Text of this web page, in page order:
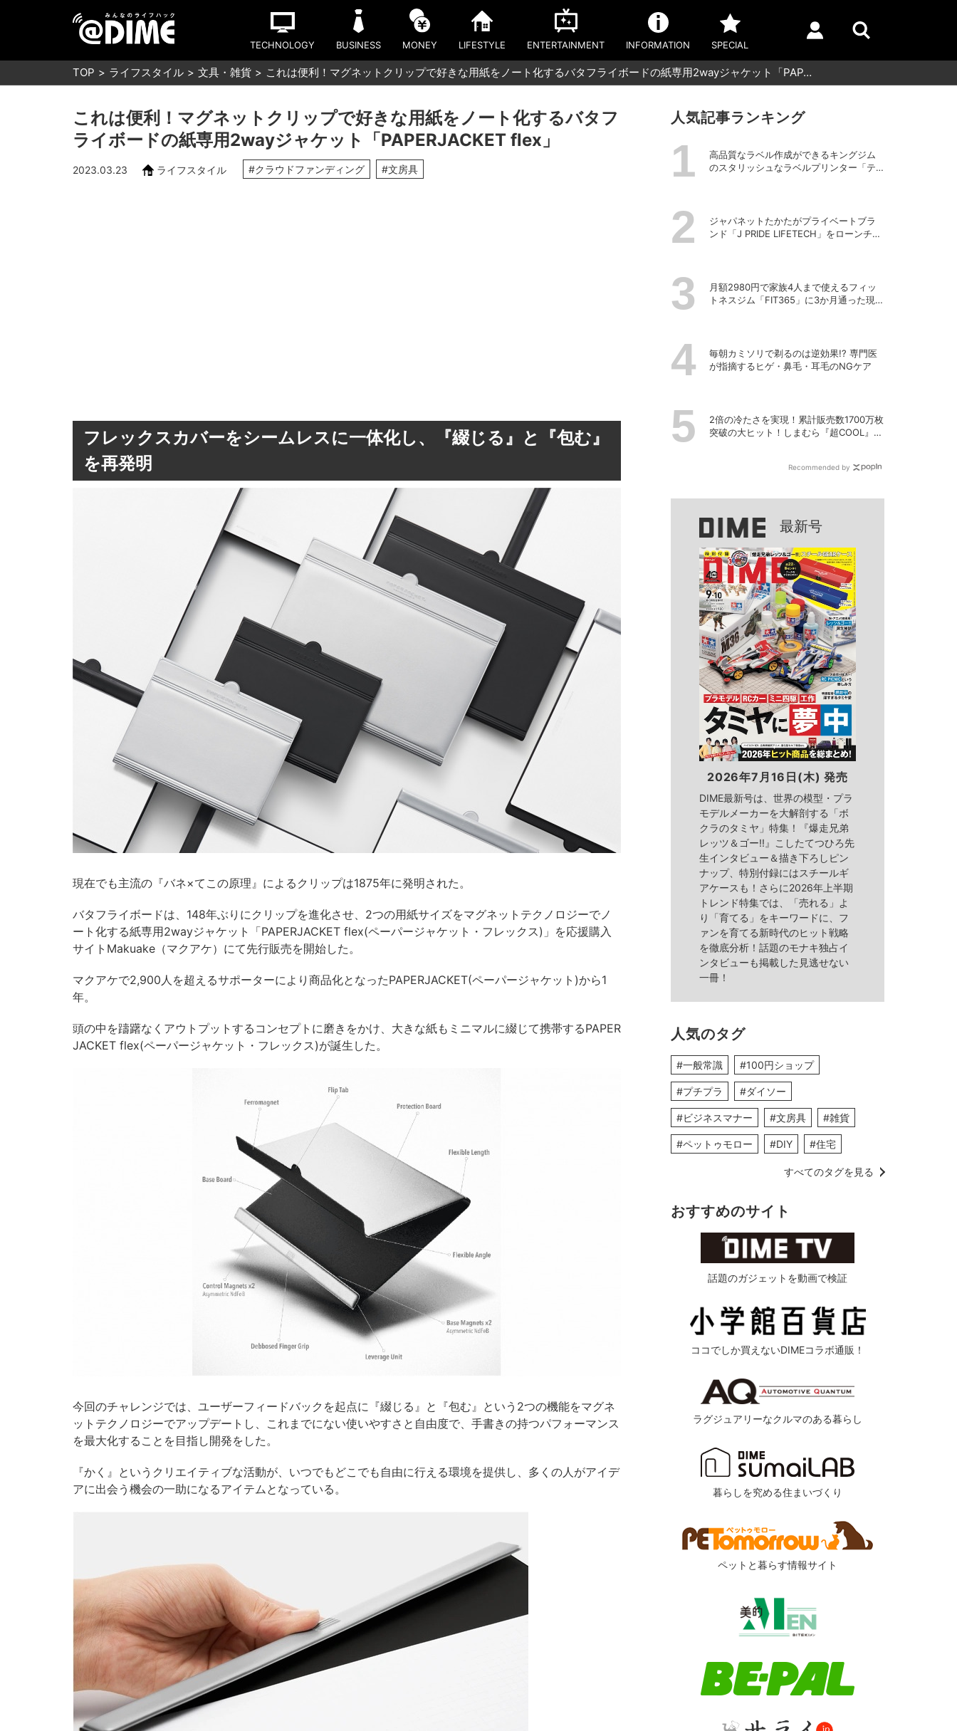
TECHNOLOGY BUSINESS MONEY LIFESTYLE ENTERTAINMENT INFORMATION SPECIAL
TOP ライフスタイル 文具・雑貨 これは便利！マグネットクリップで好きな用紙をノート化するバタフライボードの紙専用2wayジャケット「PAP…
これは便利！マグネットクリップで好きな用紙をノート化するバタフ
ライボードの紙専用2wayジャケット「PAPERJACKET flex」
2023.03.23 ライフスタイル #クラウドファンディング #文房具
フレックスカバーをシームレスに一体化し、『綴じる』と『包む』
を再発明
現在でも主流の『バネ×てこの原理』によるクリップは1875年に発明された。
バタフライボードは、148年ぶりにクリップを進化させ、2つの用紙サイズをマグネットテクノロジーでノ
ート化する紙専用2wayジャケット「PAPERJACKET flex(ペーパージャケット・フレックス)」を応援購入
サイトMakuake（マクアケ）にて先行販売を開始した。
マクアケで2,900人を超えるサポーターにより商品化となったPAPERJACKET(ペーパージャケット)から1
年。
頭の中を躊躇なくアウトプットするコンセプトに磨きをかけ、大きな紙もミニマルに綴じて携帯するPAPER
JACKET flex(ペーパージャケット・フレックス)が誕生した。
今回のチャレンジでは、ユーザーフィードバックを起点に『綴じる』と『包む』という2つの機能をマグネ
ットテクノロジーでアップデートし、これまでにない使いやすさと自由度で、手書きの持つパフォーマンス
を最大化することを目指し開発をした。
『かく』というクリエイティブな活動が、いつでもどこでも自由に行える環境を提供し、多くの人がアイデ
アに出会う機会の一助になるアイテムとなっている。
人気記事ランキング
高品質なラベル作成ができるキングジム
のスタリッシュなラベルプリンター「テ
ジャパネットたかたがプライベートブラ
ンド「J PRIDE LIFETECH」をローンチ、
月額2980円で家族4人まで使えるフィッ
トネスジム「FIT365」に3か月通った現在
毎朝カミソリで剃るのは逆効果!? 専門医
が指摘するヒゲ・鼻毛・耳毛のNGケア
2倍の冷たさを実現！累計販売数1700万枚
突破の大ヒット！しまむら『超COOL』シ
Recommended by
最新号
2026年7月16日(木) 発売
DIME最新号は、世界の模型・プラ
モデルメーカーを大解剖する「ボ
クラのタミヤ」特集！『爆走兄弟
レッツ＆ゴー!!』こしたてつひろ先
生インタビュー＆描き下ろしピン
ナップ、特別付録にはスチールギ
アケースも！さらに2026年上半期
トレンド特集では、「売れる」よ
り「育てる」をキーワードに、フ
ァンを育てる新時代のヒット戦略
を徹底分析！話題のモナキ独占イ
ンタビューも掲載した見逃せない
一冊！
人気のタグ
#一般常識 #100円ショップ
#プチプラ #ダイソー
#ビジネスマナー #文房具 #雑貨
#ペットゥモロー #DIY #住宅
すべてのタグを見る
おすすめのサイト
話題のガジェットを動画で検証
ココでしか買えないDIMEコラボ通販！
ラグジュアリーなクルマのある暮らし
暮らしを究める住まいづくり
ペットと暮らす情報サイト